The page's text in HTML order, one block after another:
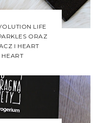
LIFE
ORAZ
I HEART